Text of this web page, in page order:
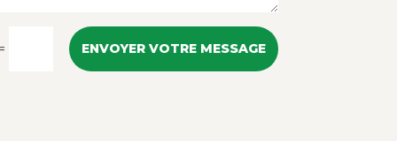
ENVOYER VOTRE MESSAGE